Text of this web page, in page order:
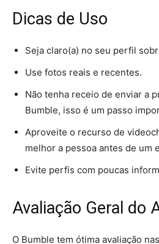
Dicas de Uso
Seja claro(a) no seu perfil
Use fotos reais e recentes.
Não tenha receio de enviar a
Bumble, isso é um passo
Aproveite o recurso de
melhor a pessoa antes de um
Evite perfis com poucas
Avaliação Geral do
O Bumble tem ótima avaliação